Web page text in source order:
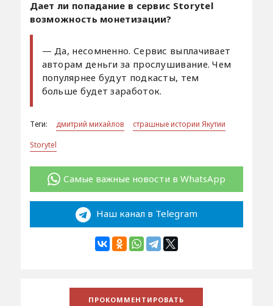
Дает ли попадание в сервис Storytel
возможность монетизации?
— Да, несомненно. Сервис выплачивает
авторам деньги за прослушивание. Чем
популярнее будут подкасты, тем
больше будет заработок.
Теги: дмитрий михайлов
страшные истории Якутии
Storytel
Самые важные новости в WhatsApp
Наш канал в Telegram